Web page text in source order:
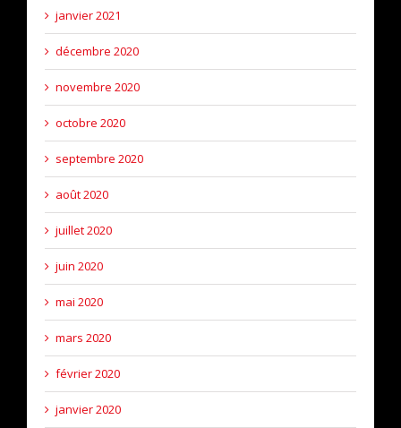
janvier 2021
décembre 2020
novembre 2020
octobre 2020
septembre 2020
août 2020
juillet 2020
juin 2020
mai 2020
mars 2020
février 2020
janvier 2020